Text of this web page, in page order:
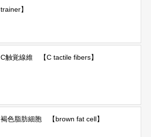
trainer】
C触覚線維 【C tactile fibers】
褐色脂肪細胞 【brown fat cell】